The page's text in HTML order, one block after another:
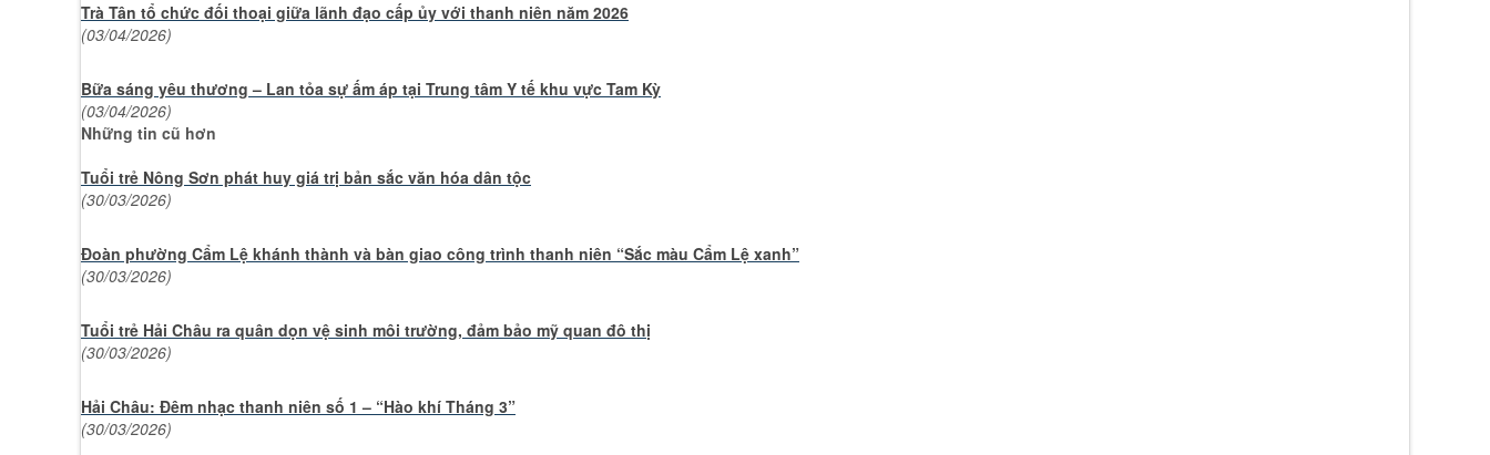
Trà Tân tổ chức đối thoại giữa lãnh đạo cấp ủy với thanh niên năm 2026
(03/04/2026)
Bữa sáng yêu thương – Lan tỏa sự ấm áp tại Trung tâm Y tế khu vực Tam Kỳ
(03/04/2026)
Những tin cũ hơn
Tuổi trẻ Nông Sơn phát huy giá trị bản sắc văn hóa dân tộc
(30/03/2026)
Đoàn phường Cẩm Lệ khánh thành và bàn giao công trình thanh niên “Sắc màu Cẩm Lệ xanh”
(30/03/2026)
Tuổi trẻ Hải Châu ra quân dọn vệ sinh môi trường, đảm bảo mỹ quan đô thị
(30/03/2026)
Hải Châu: Đêm nhạc thanh niên số 1 – “Hào khí Tháng 3”
(30/03/2026)